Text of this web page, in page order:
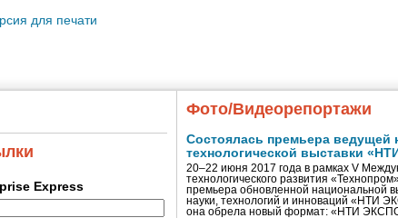
для печати
Express
Фото/Видеорепортажи
Состоялась премьера ведущей
технологической выставки
20–22 июня 2017 года в рамках V
технологического развития
премьера обновленной национальной
науки, технологий и инноваций «НТИ
она обрела новый формат: «НТИ